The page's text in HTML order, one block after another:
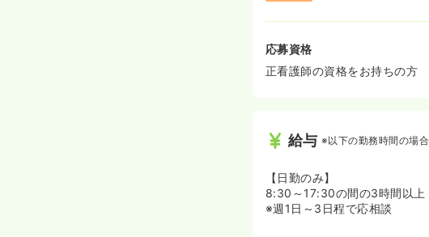
応募資格
正看護師の資格をお持ちの方
給与 ※以下の勤務時間の場合
【日勤のみ】
8:30～17:30の間の3時間以上
※週1日～3日程で応相談